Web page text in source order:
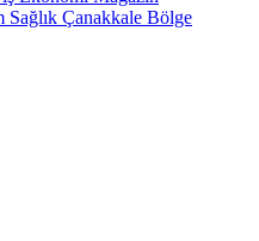
Sağlık Çanakkale Bölge